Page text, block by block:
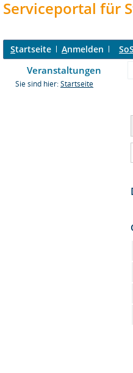
Serviceportal für
Startseite Anmelden
Veranstaltungen
Sie sind hier: Startseite